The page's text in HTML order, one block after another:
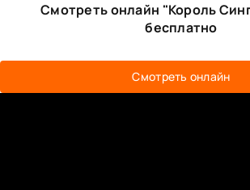
Смотреть онлайн "Король
бесплатно
Смотреть онлайн